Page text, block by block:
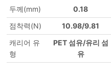
두께(mm)
0.18
점착력(N)
10.98/9.81
캐리어 유
형
PET 섬유/유리 섬
유